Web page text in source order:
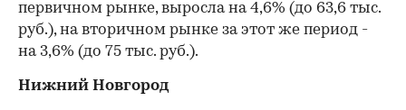
первичном рынке, выросла на 4,6% (до 63,6 тыс.
руб.), на вторичном рынке за этот же период -
на 3,6% (до 75 тыс. руб.).
Нижний Новгород